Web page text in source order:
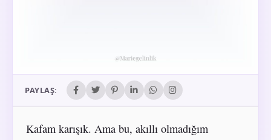
PAYLAŞ:
Kafam karışık. Ama bu, akıllı olmadığım